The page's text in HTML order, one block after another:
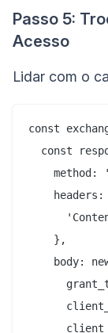
Passo 5:
Acesso
Lidar com o
const
const
method:
headers:
    },
body: